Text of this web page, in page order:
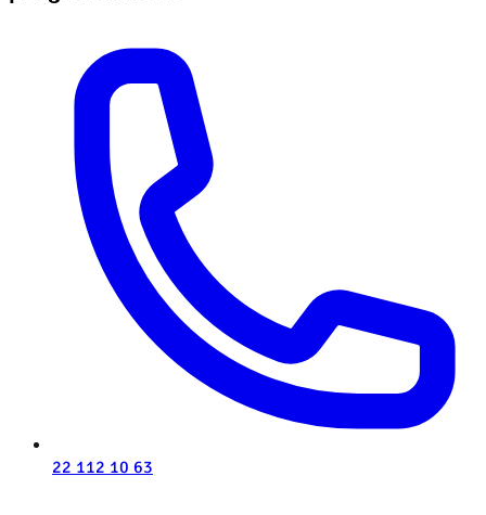
22 112 10 63